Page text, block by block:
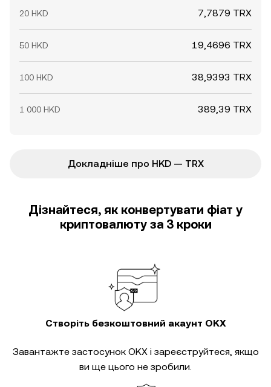
20 HKD 7,7879 TRX
50 HKD 19,4696 TRX
100 HKD 38,9393 TRX
1 000 HKD 389,39 TRX
Докладніше про HKD — TRX
Дізнайтеся, як конвертувати фіат у
криптовалюту за 3 кроки
Створіть безкоштовний акаунт OKX
Завантажте застосунок OKX і зареєструйтеся, якщо
ви ще цього не зробили.